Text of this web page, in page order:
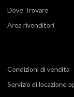
Dove Trovare
Area rivenditori
Condizioni di vendita
Servizio di locazione